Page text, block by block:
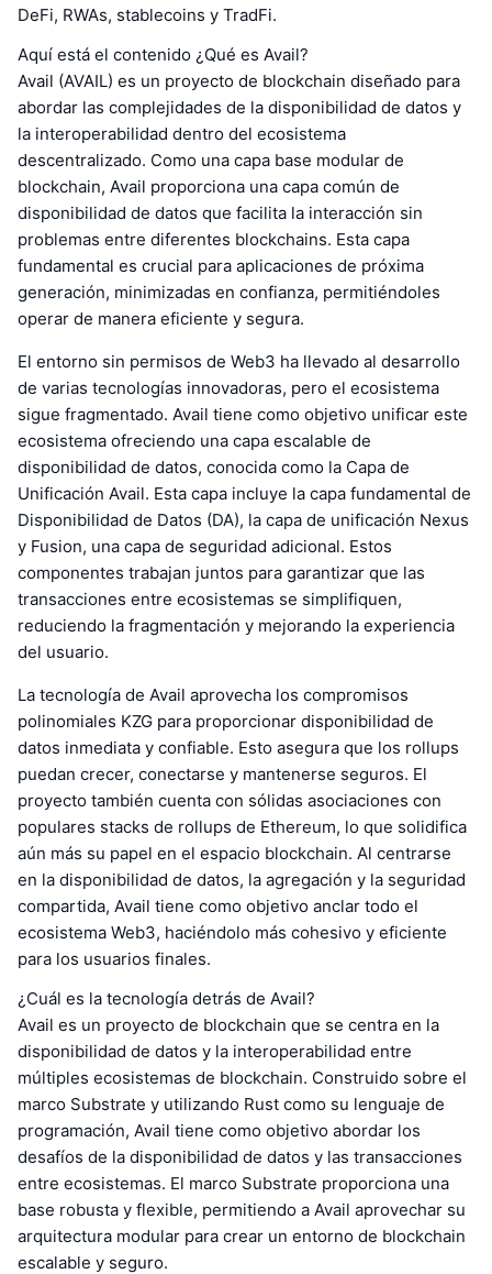
DeFi, RWAs, stablecoins y TradFi.
Aquí está el contenido ¿Qué es Avail?
Avail (AVAIL) es un proyecto de blockchain diseñado para
abordar las complejidades de la disponibilidad de datos y
la interoperabilidad dentro del ecosistema
descentralizado. Como una capa base modular de
blockchain, Avail proporciona una capa común de
disponibilidad de datos que facilita la interacción sin
problemas entre diferentes blockchains. Esta capa
fundamental es crucial para aplicaciones de próxima
generación, minimizadas en confianza, permitiéndoles
operar de manera eficiente y segura.
El entorno sin permisos de Web3 ha llevado al desarrollo
de varias tecnologías innovadoras, pero el ecosistema
sigue fragmentado. Avail tiene como objetivo unificar este
ecosistema ofreciendo una capa escalable de
disponibilidad de datos, conocida como la Capa de
Unificación Avail. Esta capa incluye la capa fundamental de
Disponibilidad de Datos (DA), la capa de unificación Nexus
y Fusion, una capa de seguridad adicional. Estos
componentes trabajan juntos para garantizar que las
transacciones entre ecosistemas se simplifiquen,
reduciendo la fragmentación y mejorando la experiencia
del usuario.
La tecnología de Avail aprovecha los compromisos
polinomiales KZG para proporcionar disponibilidad de
datos inmediata y confiable. Esto asegura que los rollups
puedan crecer, conectarse y mantenerse seguros. El
proyecto también cuenta con sólidas asociaciones con
populares stacks de rollups de Ethereum, lo que solidifica
aún más su papel en el espacio blockchain. Al centrarse
en la disponibilidad de datos, la agregación y la seguridad
compartida, Avail tiene como objetivo anclar todo el
ecosistema Web3, haciéndolo más cohesivo y eficiente
para los usuarios finales.
¿Cuál es la tecnología detrás de Avail?
Avail es un proyecto de blockchain que se centra en la
disponibilidad de datos y la interoperabilidad entre
múltiples ecosistemas de blockchain. Construido sobre el
marco Substrate y utilizando Rust como su lenguaje de
programación, Avail tiene como objetivo abordar los
desafíos de la disponibilidad de datos y las transacciones
entre ecosistemas. El marco Substrate proporciona una
base robusta y flexible, permitiendo a Avail aprovechar su
arquitectura modular para crear un entorno de blockchain
escalable y seguro.